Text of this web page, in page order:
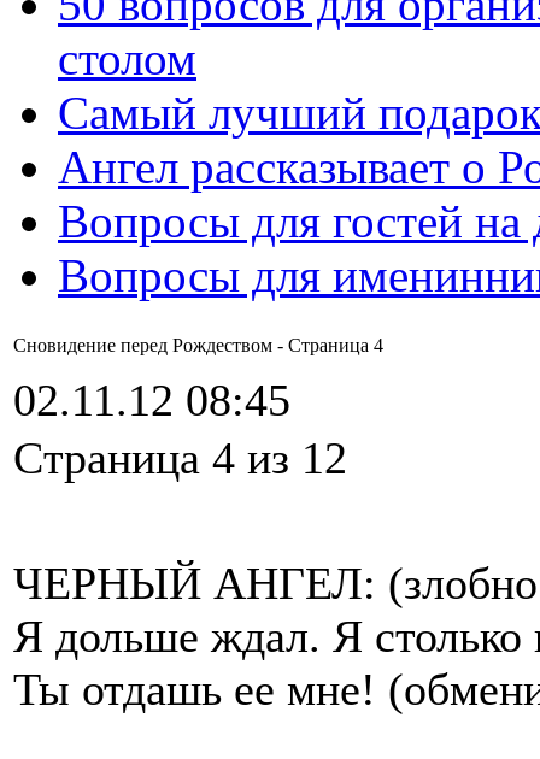
столом
Самый лучший
Ангел рассказывает о
Вопросы для гостей
Вопросы для
Сновидение перед Рождеством - Cтраница 4
02.11.12 08:45
Cтраница 4 из 12
ЧЕРНЫЙ АНГЕЛ: (злобно
Я дольше ждал. Я столько
Ты отдашь ее мне!